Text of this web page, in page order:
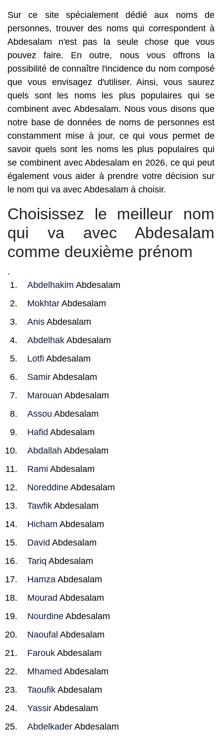
Sur ce site spécialement dédié aux noms de
personnes, trouver des noms qui correspondent à
Abdesalam n'est pas la seule chose que vous
pouvez faire. En outre, nous vous offrons la
possibilité de connaître l'incidence du nom composé
que vous envisagez d'utiliser. Ainsi, vous saurez
quels sont les noms les plus populaires qui se
combinent avec Abdesalam. Nous vous disons que
notre base de données de noms de personnes est
constamment mise à jour, ce qui vous permet de
savoir quels sont les noms les plus populaires qui
se combinent avec Abdesalam en 2026, ce qui peut
également vous aider à prendre votre décision sur
le nom qui va avec Abdesalam à choisir.
Choisissez le meilleur nom
qui va avec Abdesalam
comme deuxième prénom
.
Abdelhakim Abdesalam
Mokhtar Abdesalam
Anis Abdesalam
Abdelhak Abdesalam
Lotfi Abdesalam
Samir Abdesalam
Marouan Abdesalam
Assou Abdesalam
Hafid Abdesalam
Abdallah Abdesalam
Rami Abdesalam
Noreddine Abdesalam
Tawfik Abdesalam
Hicham Abdesalam
David Abdesalam
Tariq Abdesalam
Hamza Abdesalam
Mourad Abdesalam
Nourdine Abdesalam
Naoufal Abdesalam
Farouk Abdesalam
Mhamed Abdesalam
Taoufik Abdesalam
Yassir Abdesalam
Abdelkader Abdesalam